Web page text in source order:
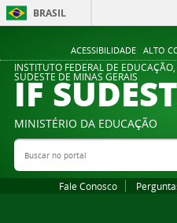
ACESSIBILIDADE ALTO
BRASIL
INSTITUTO FEDERAL DE
SUDESTE DE MINAS GERAIS
IF
MINISTÉRIO DA EDUCAÇÃO
Buscar no portal
Fale Conosco